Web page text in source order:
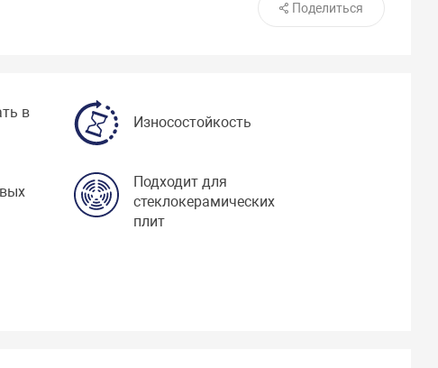
Поделиться
в
Износостойкость
Подходит для
стеклокерамических
плит